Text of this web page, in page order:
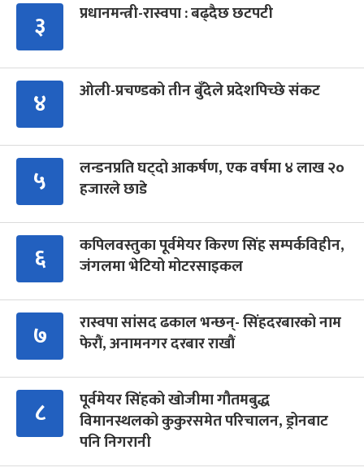
३ प्रधानमन्त्री-रास्वपा : बढ्दैछ छटपटी
४ ओली-प्रचण्डको तीन बुँदेले प्रदेशपिच्छे संकट
५
लन्डनप्रति घट्दो आकर्षण, एक वर्षमा ४ लाख २०
हजारले छाडे
६
कपिलवस्तुका पूर्वमेयर किरण सिंह सम्पर्कविहीन,
जंगलमा भेटियो मोटरसाइकल
७
रास्वपा सांसद ढकाल भन्छन्- सिंहदरबारको नाम
फेरौं, अनामनगर दरबार राखौं
८
पूर्वमेयर सिंहको खोजीमा गौतमबुद्ध
विमानस्थलको कुकुरसमेत परिचालन, ड्रोनबाट
पनि निगरानी